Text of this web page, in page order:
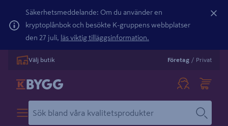
Säkerhetsmeddelande: Om du använder en
kryptoplånbok och besökte K-gruppens webbplatser
den 27 juli, läs viktig tilläggsinformation.
Välj butik Företag / Privat